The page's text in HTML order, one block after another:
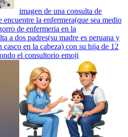
imagen de una consulta de
encuentre la enfermera(que sea medio
de enfermeria en la
a dos padres(su madre es peruana y
casco en la cabeza) con su hija de 12
el consultorio emoji